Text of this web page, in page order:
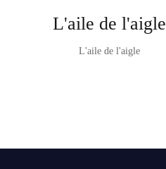
L'aile de l'aigle
L'aile de l'aigle